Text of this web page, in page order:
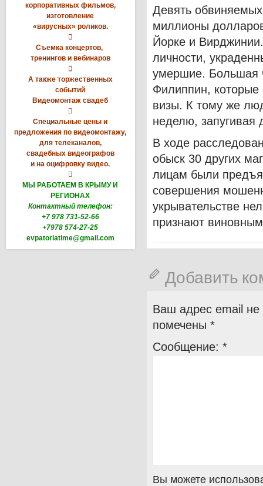
корпоративных фильмов,
изготовление
«вирусных» роликов.

Съемка концертов,
тренингов и вебинаров

А также торжественных
событий
Видеомонтаж свадеб

Специальные цены и
предложения по видеомонтажу,
для телеканалов,
свадебных видеографов
и на оцифровку видео.

МЫ РАБОТАЕМ В КРЫМУ И
РЕГИОНАХ
Контактный телефон:
+7 978 731-52-66
+7978 574-27-25
evpatoriatime@gmail.com
Девять
миллионы
Йорке и
личности,
умершие. Большая
Филиппин, которые
визы. К тому же
неделю, запугивая
В ходе
обыск 30 других
лицам были
совершения
укрывательстве
признают
Добавить
Ваш адрес email не
помечены *
Сообщение: *
Вы можете